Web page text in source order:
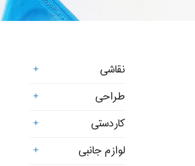
نقاشی
طراحی
کاردستی
لوازم جانبی